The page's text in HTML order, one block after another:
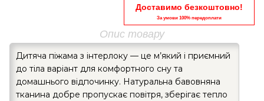
Доставимо безкоштовно!
За умови 100% передоплати
Опис товару
Дитяча піжама з інтерлоку — це м’який і приємний
до тіла варіант для комфортного сну та
домашнього відпочинку. Натуральна бавовняна
тканина добре пропускає повітря, зберігає тепло